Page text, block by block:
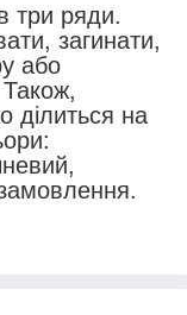
три ряди.
загинати,
або
ділиться на